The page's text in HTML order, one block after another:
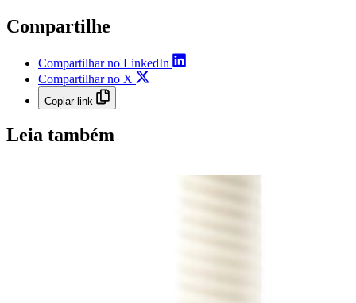
Compartilhe
Compartilhar no LinkedIn
Compartilhar no X
Copiar link
Leia também